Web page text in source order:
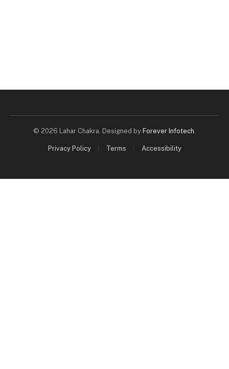
© 2026 Lahar Chakra. Designed by Forever Infotech.
Privacy Policy Terms Accessibility